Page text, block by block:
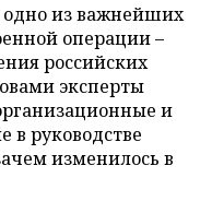
из важнейших
операции –
российских
эксперты
и
руководстве
изменилось в